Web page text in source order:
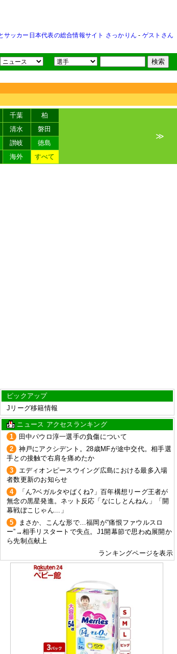
サッカー日本代表の総合情報サイト さっかりん - ゲストさん
千葉
柏
清水
磐田
讃岐
徳島
海外 すべて
≫
ピックアップ
Jリーグ移籍情報
ニュース アクセスランキング
1
田中パウロ淳一選手の負傷について
2
神戸にアクシデント。28歳MFが途中交代。相手選
手との接触で右肩を痛めたか
3
エディオンピースウイング広島における最多入場
者数更新のお知らせ
4
「ん?ベガルタやばくね?」百年構想リーグ王者が
無念の黒星発進。ネット反応「なにしとんねん」「開
幕戦ぼこじゃん...」
5
まさか、こんな形で…福岡が“痛恨ファウルスロ
ー”→相手リスタートで失点。J1開幕節で思わぬ展開か
ら先制点献上
ランキングページを表示